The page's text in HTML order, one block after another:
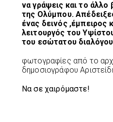
να γράψεις και το άλλο
της Ολύμπου.
ένας δεινός ,έμπειρος
λειτουργός του
του εσώτατου
φωτογραφίες από το
δημοσιογράφου
Να σε χαιρόμαστε!